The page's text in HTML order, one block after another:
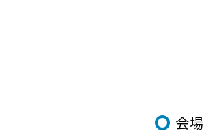
会場